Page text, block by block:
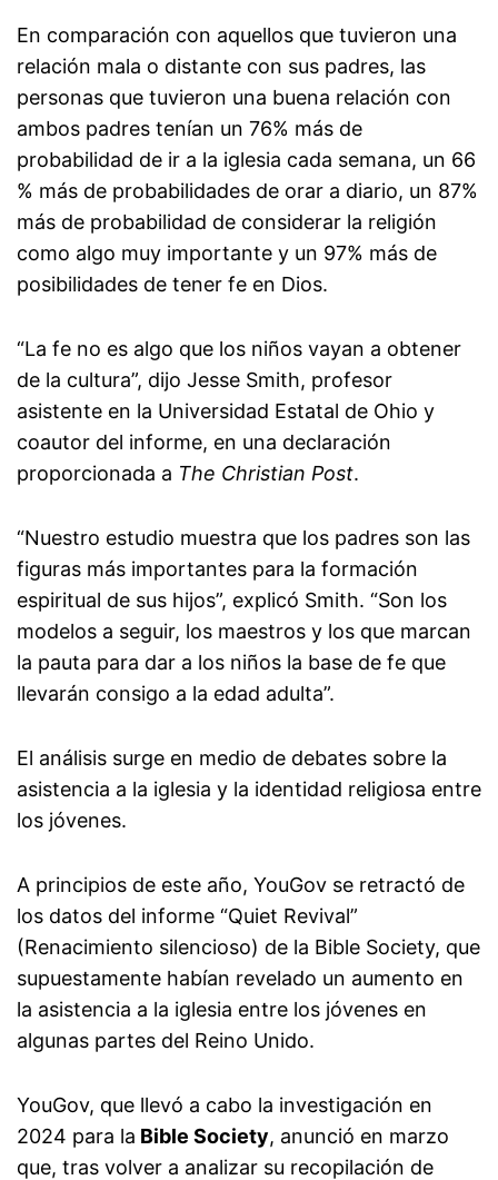
En comparación con aquellos que tuvieron una
relación mala o distante con sus padres, las
personas que tuvieron una buena relación con
ambos padres tenían un 76% más de
probabilidad de ir a la iglesia cada semana, un 66
% más de probabilidades de orar a diario, un 87%
más de probabilidad de considerar la religión
como algo muy importante y un 97% más de
posibilidades de tener fe en Dios.
“La fe no es algo que los niños vayan a obtener
de la cultura”, dijo Jesse Smith, profesor
asistente en la Universidad Estatal de Ohio y
coautor del informe, en una declaración
proporcionada a The Christian Post.
“Nuestro estudio muestra que los padres son las
figuras más importantes para la formación
espiritual de sus hijos”, explicó Smith. “Son los
modelos a seguir, los maestros y los que marcan
la pauta para dar a los niños la base de fe que
llevarán consigo a la edad adulta”.
El análisis surge en medio de debates sobre la
asistencia a la iglesia y la identidad religiosa entre
los jóvenes.
A principios de este año, YouGov se retractó de
los datos del informe “Quiet Revival”
(Renacimiento silencioso) de la Bible Society, que
supuestamente habían revelado un aumento en
la asistencia a la iglesia entre los jóvenes en
algunas partes del Reino Unido.
YouGov, que llevó a cabo la investigación en
2024 para la Bible Society, anunció en marzo
que, tras volver a analizar su recopilación de